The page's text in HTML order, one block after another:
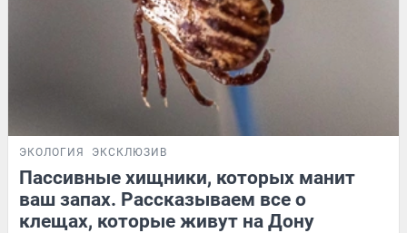
ЭКОЛОГИЯ ЭКСКЛЮЗИВ
Пассивные хищники, которых манит
ваш запах. Рассказываем все о
клещах, которые живут на Дону